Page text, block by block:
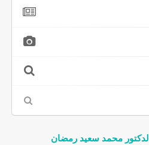
الدكتور محمد سعيد رمضان